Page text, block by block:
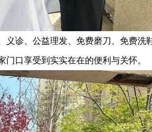
、公益理发、免费磨刀、免费洗鞋
口享受到实实在在的便利与关怀。